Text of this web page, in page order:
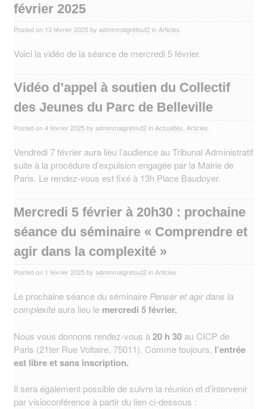
février 2025
Posted on 13 février 2025by adminmalgrétout2 in Articles
Voici la vidéo de la séance de mercredi 5 février.
Vidéo d’appel à soutien du Collectif
des Jeunes du Parc de Belleville
Posted on 4 février 2025by adminmalgrétout2 in Actualités Articles
Vendredi 7 février aura lieu l’audience au Tribunal Administratif
suite à la procédure d’expulsion engagée par la Mairie de
Paris. Le rendez-vous est fixé à 13h Place Baudoyer.
Mercredi 5 février à 20h30 : prochaine
séance du séminaire « Comprendre et
agir dans la complexité »
Posted on 1 février 2025by adminmalgrétout2 in Articles
Le prochaine séance du séminaire Penser et agir dans la
complexitéaura lieu le mercredi 5 février.
Nous vous donnons rendez-vous à 20 h 30au CICP de
Paris (21ter Rue Voltaire, 75011). Comme toujours, l’entrée
est libre et sans inscription.
Il sera également possible de suivre la réunion et d’intervenir
par visioconférence à partir du lien ci-dessous :